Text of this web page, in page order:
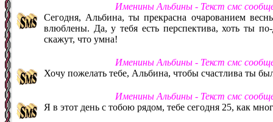
Именины Альбины - Текст смс
Сегодня, Альбина, ты прекрасна очарованием
влюблены. Да, у тебя есть перспектива, хоть ты
скажут, что умна!
Именины Альбины - Текст смс
Хочу пожелать тебе, Альбина, чтобы счастлива ты
Именины Альбины - Текст смс
Я в этот день с тобою рядом, тебе сегодня 25, как